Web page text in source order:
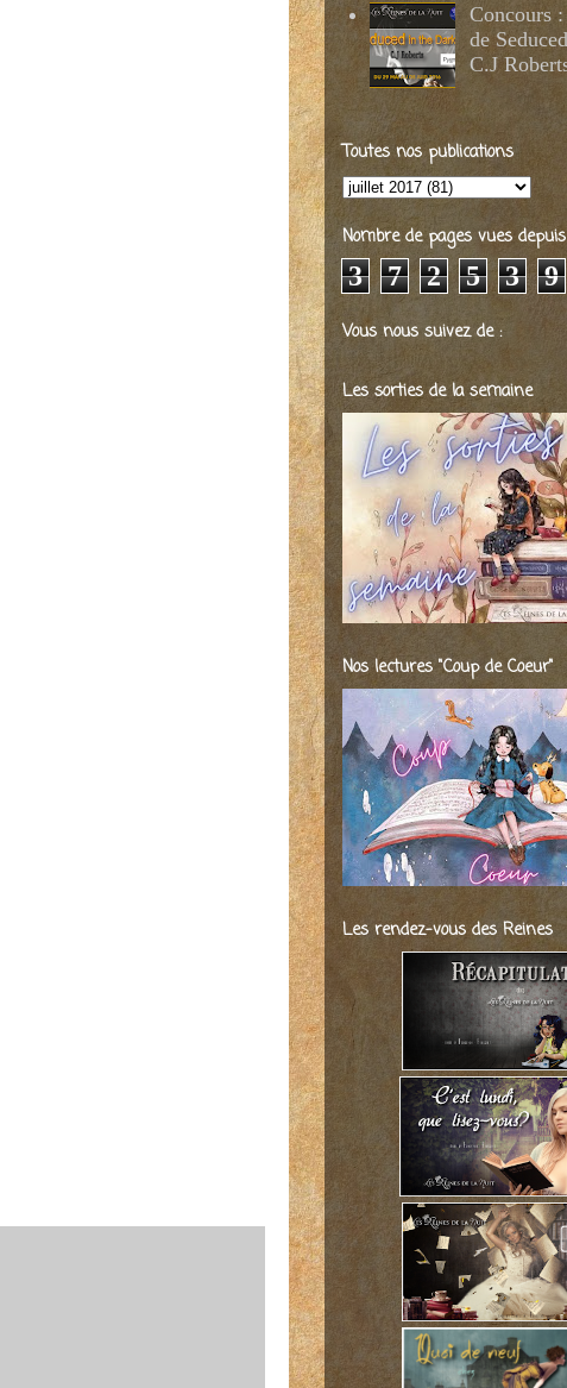
Concours
de
C.J
Toutes nos publications
Nombre de pages vues depuis
3 7 2 5 3 9
Vous nous suivez de :
Les sorties de la semaine
Nos lectures "Coup de Coeur"
Les rendez-vous des Reines